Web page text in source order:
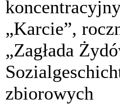
„Karcie”,
„Zagłada
zbiorowych